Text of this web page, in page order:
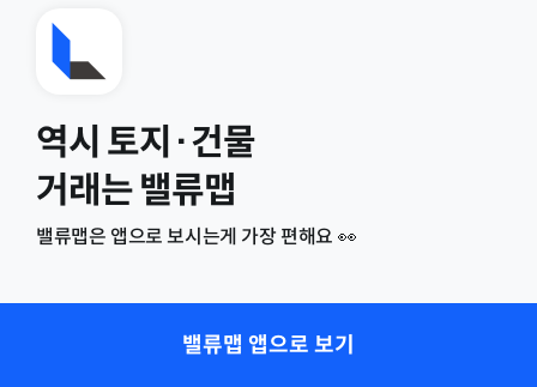
역시 토지·건물
거래는 밸류맵
밸류맵은 앱으로 보시는게 가장 편해요 👀
밸류맵 앱으로 보기